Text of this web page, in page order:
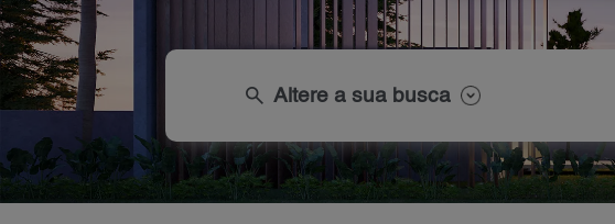
search Altere a sua busca